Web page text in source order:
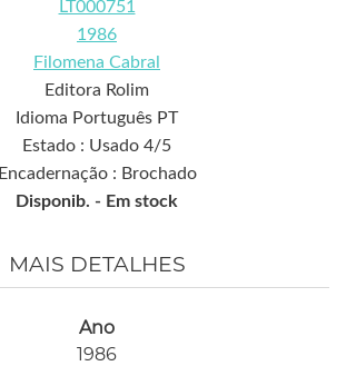
LT000751
1986
Filomena Cabral
Editora Rolim
Idioma Português PT
Estado : Usado 4/5
Encadernação : Brochado
Disponib. - Em stock
MAIS DETALHES
Ano
1986